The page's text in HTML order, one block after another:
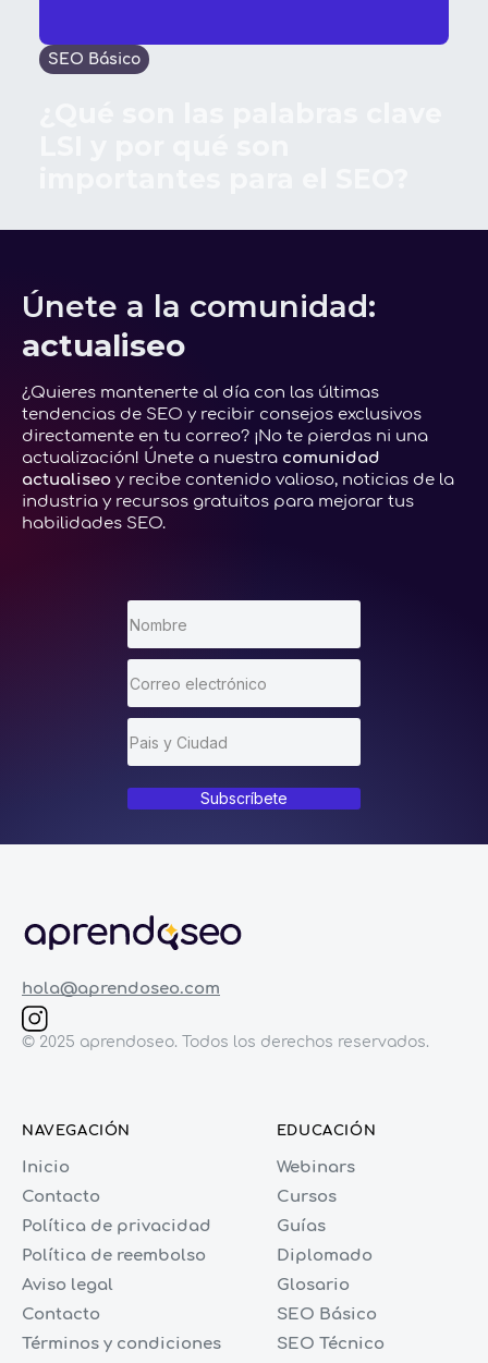
SEO Básico
Únete a la comunidad:
actualiseo
¿Quieres mantenerte al día con las últimas
tendencias de SEO y recibir consejos exclusivos
directamente en tu correo? ¡No te pierdas ni una
actualización! Únete a nuestra comunidad
actualiseo y recibe contenido valioso, noticias de la
industria y recursos gratuitos para mejorar tus
habilidades SEO.
Subscríbete
hola@aprendoseo.com
© 2025 aprendoseo. Todos los derechos reservados.
NAVEGACIÓN
Inicio
Contacto
Política de privacidad
Política de reembolso
Aviso legal
Contacto
Términos y condiciones
EDUCACIÓN
Webinars
Cursos
Guías
Diplomado
Glosario
SEO Básico
SEO Técnico